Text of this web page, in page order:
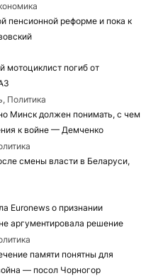
пенсионной реформе и пока к
мотоциклист погиб от
Политика
Минск должен понимать, с чем
к войне — Демченко
смены власти в Беларуси,
Euronews о признании
аргументировала решение
памяти понятны для
— посол Чорногор